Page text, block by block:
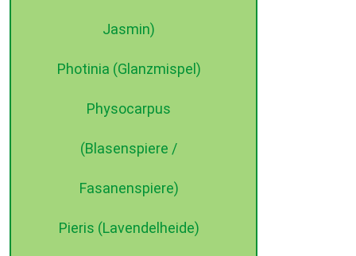
Jasmin)
Photinia (Glanzmispel)
Physocarpus
(Blasenspiere /
Fasanenspiere)
Pieris (Lavendelheide)